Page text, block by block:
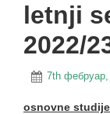
letnji
2022/
7th фебруар,
osnovne studije